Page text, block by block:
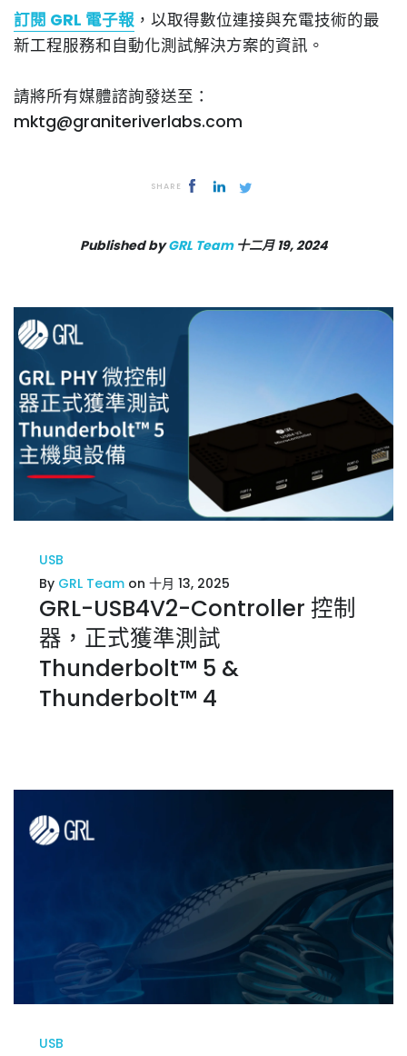
訂閱 GRL 電子報 ，以取得數位連接與充電技術的最
新工程服務和自動化測試解決方案的資訊。
請將所有媒體諮詢發送至：
mktg@graniteriverlabs.com
SHARE
Published byGRL Team十二月 19, 2024
USB
By GRL Team on 十月 13, 2025
GRL-USB4V2-Controller 控制
器，正式獲準測試
Thunderbolt™ 5 &
Thunderbolt™ 4
USB